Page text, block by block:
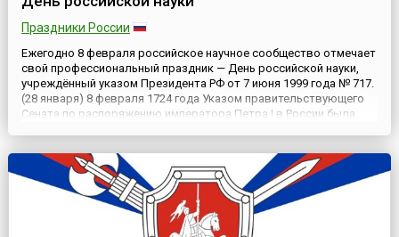
Праздники России
Ежегодно 8 февраля российское научное сообщество отмечает
свой профессиональный праздник — День российской науки,
учреждённый указом Президента РФ от 7 июня 1999 года № 717.
(28 января) 8 февраля 1724 года Указом правительствующего
Сената по распоряжению императора Петра I в России была